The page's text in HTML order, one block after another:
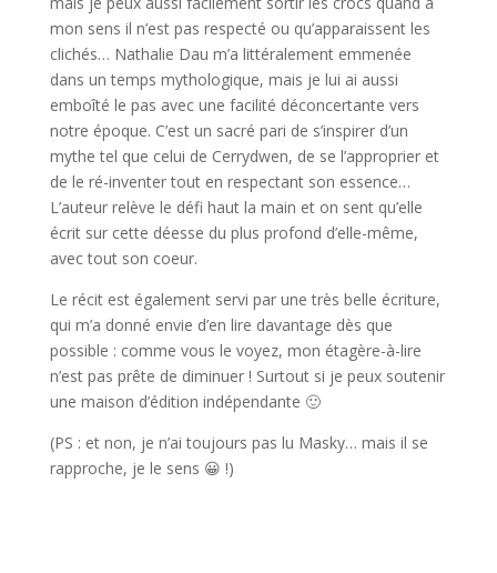
mon sens il n’est pas respecté ou qu’apparaissent les
clichés… Nathalie Dau m’a littéralement emmenée
dans un temps mythologique, mais je lui ai aussi
emboîté le pas avec une facilité déconcertante vers
notre époque. C’est un sacré pari de s’inspirer d’un
mythe tel que celui de Cerrydwen, de se l’approprier et
de le ré-inventer tout en respectant son essence…
L’auteur relève le défi haut la main et on sent qu’elle
écrit sur cette déesse du plus profond d’elle-même,
avec tout son coeur.
Le récit est également servi par une très belle écriture,
qui m’a donné envie d’en lire davantage dès que
possible : comme vous le voyez, mon étagère-à-lire
n’est pas prête de diminuer ! Surtout si je peux soutenir
une maison d’édition indépendante 🙂
(PS : et non, je n’ai toujours pas lu Masky… mais il se
rapproche, je le sens 😀 !)